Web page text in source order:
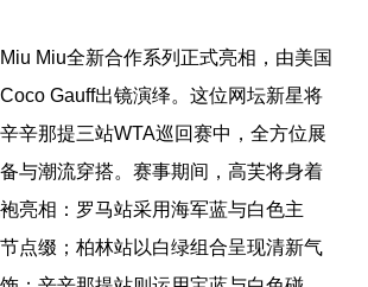
Miu全新合作系列正式亮相，由美国
Gauff出镜演绎。这位网坛新星将
辛那提三站WTA巡回赛中，全方位展
与潮流穿搭。赛事期间，高芙将身着
亮相：罗马站采用海军蓝与白色主
点缀；柏林站以白绿组合呈现清新气